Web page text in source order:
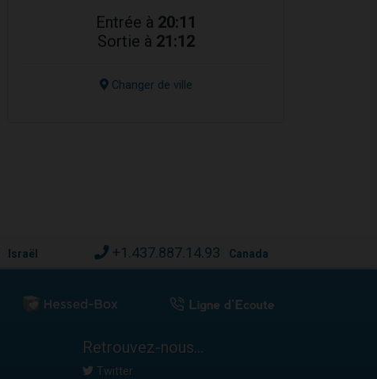
Entrée à 20:11
Sortie à 21:12
Changer de ville
Israël +1.437.887.14.93 Canada
Retrouvez-nous...
Twitter